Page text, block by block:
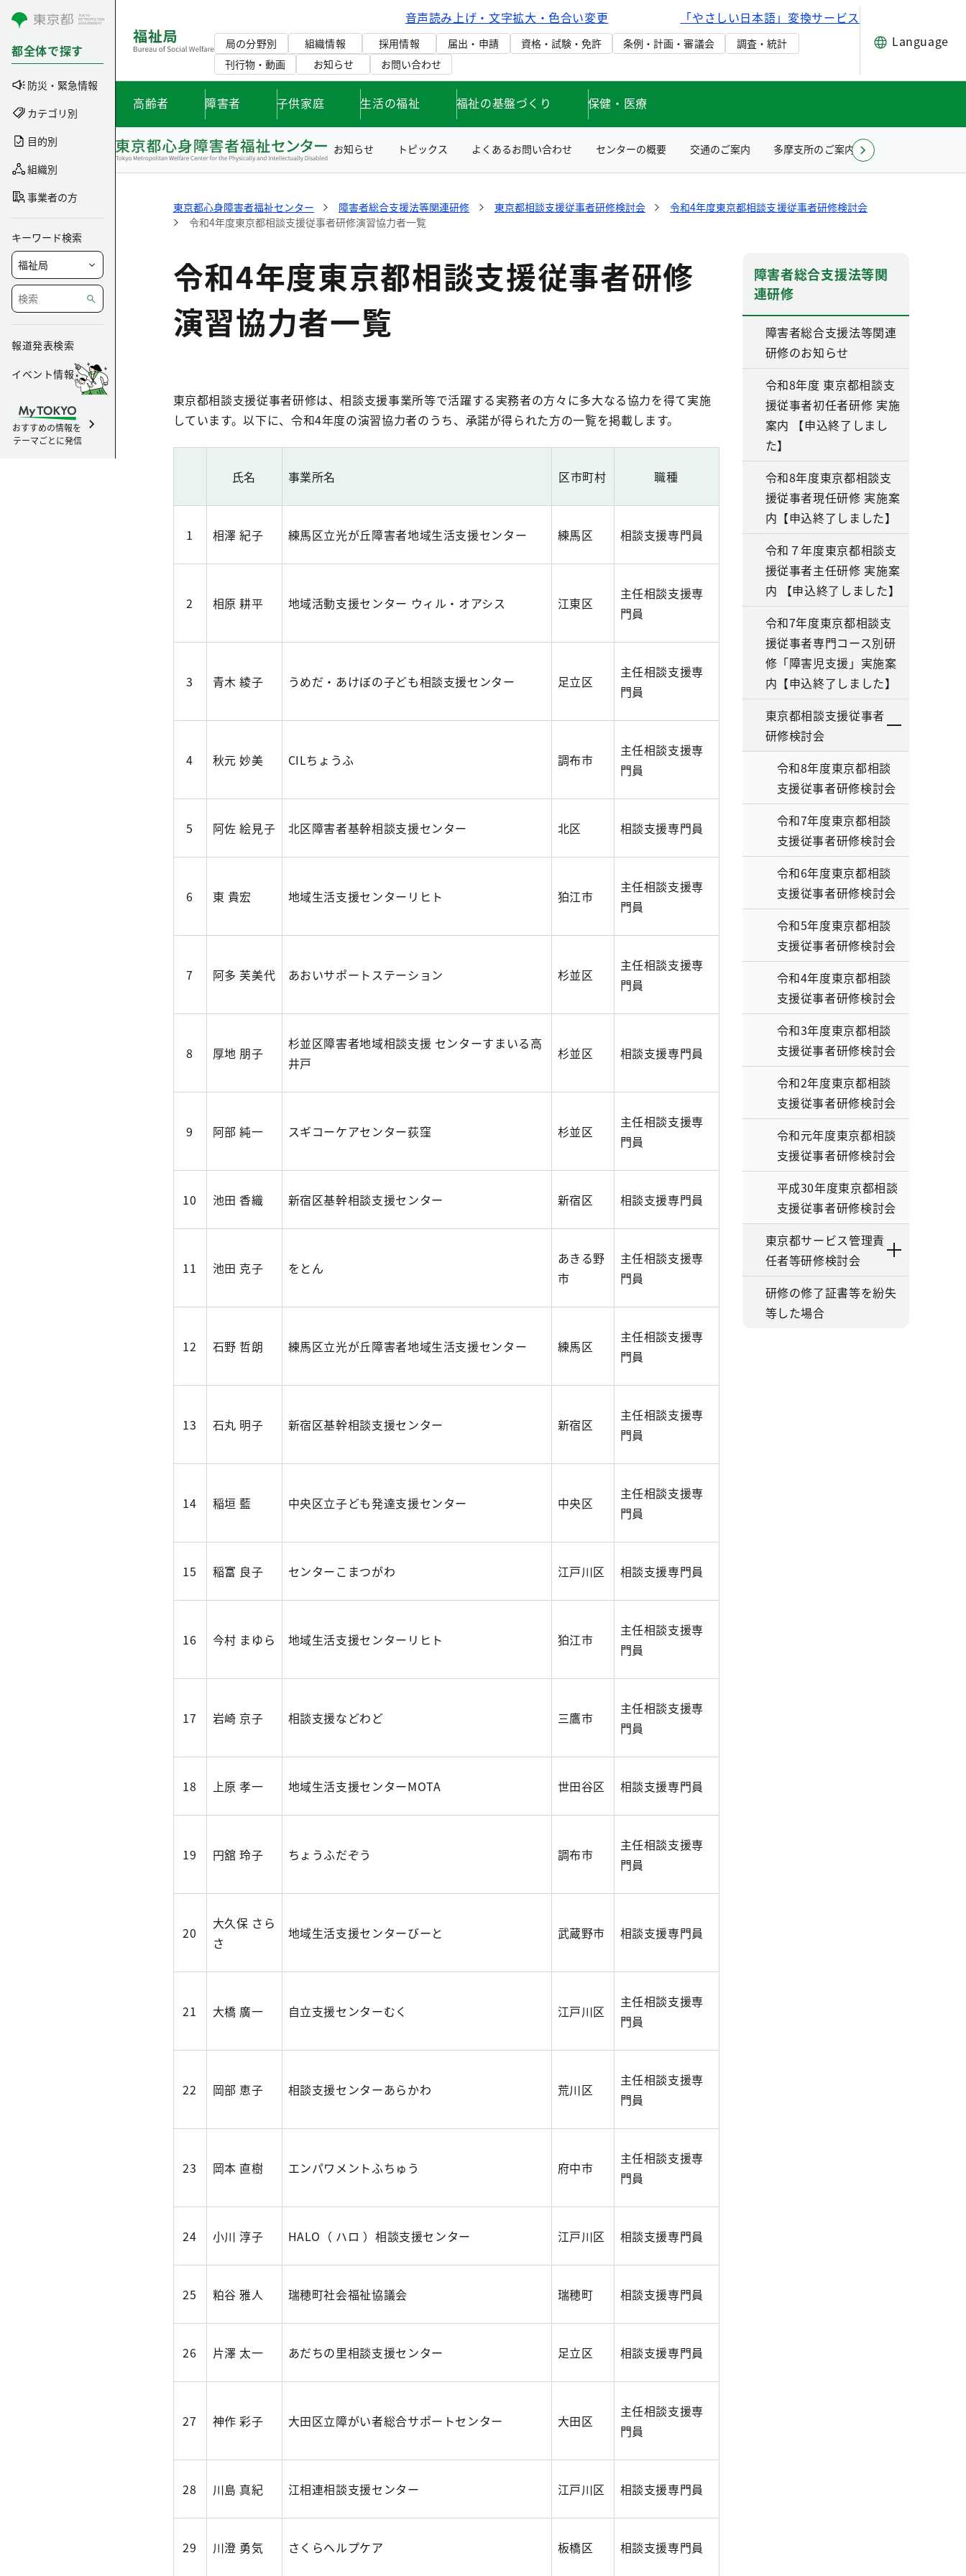
コンテンツにスキップ
都全体で探す
防災・緊急情報
カテゴリ別
目的別
組織別
事業者の方
キーワード検索
報道発表検索
イベント情報
おすすめの情報を
テーマごとに発信
音声読み上げ・文字拡大・色合い変更 「やさしい日本語」変換サービス
局の分野別 組織情報 採用情報 届出・申請 資格・試験・免許 条例・計画・審議会
調査・統計
刊行物・動画
お知らせ お問い合わせ
Language
高齢者 障害者 子供家庭 生活の福祉 福祉の基盤づくり 保健・医療
お知らせ トピックス よくあるお問い合わせ センターの概要 交通のご案内 多摩支所のご案内
東京都心身障害者福祉センター 障害者総合支援法等関連研修 東京都相談支援従事者研修検討会
令和4年度東京都相談支援従事者研修検討会
令和4年度東京都相談支援従事者研修演習協力者一覧
令和4年度東京都相談支援従事者研修
演習協力者一覧
東京都相談支援従事者研修は、相談支援事業所等で活躍する実務者の方々に多大なる協力を得て実施
しています。以下に、令和4年度の演習協力者のうち、承諾が得られた方の一覧を掲載します。
氏名 事業所名 区市町村 職種
1 相澤 紀子 練馬区立光が丘障害者地域生活支援センター 練馬区 相談支援専門員
2 相原 耕平 地域活動支援センター ウィル・オアシス 江東区
主任相談支援専
門員
3 青木 綾子 うめだ・あけぼの子ども相談支援センター 足立区
主任相談支援専
門員
4 秋元 妙美 CILちょうふ 調布市
主任相談支援専
門員
5 阿佐 絵見子 北区障害者基幹相談支援センター 北区 相談支援専門員
6 東 貴宏 地域生活支援センターリヒト 狛江市
主任相談支援専
門員
7 阿多 芙美代 あおいサポートステーション 杉並区
主任相談支援専
門員
8 厚地 朋子
杉並区障害者地域相談支援 センターすまいる高
井戸
杉並区 相談支援専門員
9 阿部 純一 スギコーケアセンター荻窪 杉並区
主任相談支援専
門員
10 池田 香織 新宿区基幹相談支援センター 新宿区 相談支援専門員
11 池田 克子 をとん
あきる野
市
主任相談支援専
門員
12 石野 哲朗 練馬区立光が丘障害者地域生活支援センター 練馬区
主任相談支援専
門員
13 石丸 明子 新宿区基幹相談支援センター 新宿区
主任相談支援専
門員
14 稲垣 藍 中央区立子ども発達支援センター 中央区
主任相談支援専
門員
15 稲富 良子 センターこまつがわ 江戸川区 相談支援専門員
16 今村 まゆら 地域生活支援センターリヒト 狛江市
主任相談支援専
門員
17 岩崎 京子 相談支援などわど 三鷹市
主任相談支援専
門員
18 上原 孝一 地域生活支援センターMOTA 世田谷区 相談支援専門員
19 円舘 玲子 ちょうふだぞう 調布市
主任相談支援専
門員
20
大久保 さら
さ
地域生活支援センターびーと 武蔵野市 相談支援専門員
21 大橋 廣一 自立支援センターむく 江戸川区
主任相談支援専
門員
22 岡部 恵子 相談支援センターあらかわ 荒川区
主任相談支援専
門員
23 岡本 直樹 エンパワメントふちゅう 府中市
主任相談支援専
門員
24 小川 淳子 HALO（ ハロ ）相談支援センター 江戸川区 相談支援専門員
25 粕谷 雅人 瑞穂町社会福祉協議会 瑞穂町 相談支援専門員
26 片澤 太一 あだちの里相談支援センター 足立区 相談支援専門員
27 神作 彩子 大田区立障がい者総合サポートセンター 大田区
主任相談支援専
門員
28 川島 真紀 江相連相談支援センター 江戸川区 相談支援専門員
29 川澄 勇気 さくらヘルプケア 板橋区 相談支援専門員
障害者総合支援法等関
連研修
障害者総合支援法等関連
研修のお知らせ
令和8年度 東京都相談支
援従事者初任者研修 実施
案内 【申込終了しまし
た】
令和8年度東京都相談支
援従事者現任研修 実施案
内【申込終了しました】
令和７年度東京都相談支
援従事者主任研修 実施案
内 【申込終了しました】
令和7年度東京都相談支
援従事者専門コース別研
修「障害児支援」実施案
内【申込終了しました】
東京都相談支援従事者
研修検討会
令和8年度東京都相談
支援従事者研修検討会
令和7年度東京都相談
支援従事者研修検討会
令和6年度東京都相談
支援従事者研修検討会
令和5年度東京都相談
支援従事者研修検討会
令和4年度東京都相談
支援従事者研修検討会
令和3年度東京都相談
支援従事者研修検討会
令和2年度東京都相談
支援従事者研修検討会
令和元年度東京都相談
支援従事者研修検討会
平成30年度東京都相談
支援従事者研修検討会
東京都サービス管理責
任者等研修検討会
研修の修了証書等を紛失
等した場合